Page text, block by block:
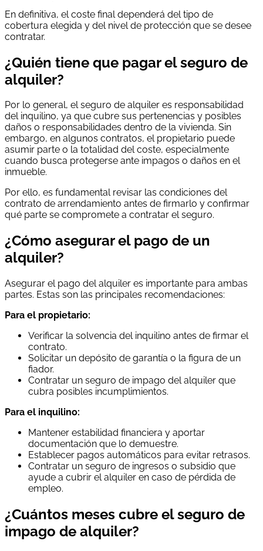
En definitiva, el coste final dependerá del tipo de
cobertura elegida y del nivel de protección que se desee
contratar.
¿Quién tiene que pagar el seguro de
alquiler?
Por lo general, el seguro de alquiler es responsabilidad
del inquilino, ya que cubre sus pertenencias y posibles
daños o responsabilidades dentro de la vivienda. Sin
embargo, en algunos contratos, el propietario puede
asumir parte o la totalidad del coste, especialmente
cuando busca protegerse ante impagos o daños en el
inmueble.
Por ello, es fundamental revisar las condiciones del
contrato de arrendamiento antes de firmarlo y confirmar
qué parte se compromete a contratar el seguro.
¿Cómo asegurar el pago de un
alquiler?
Asegurar el pago del alquiler es importante para ambas
partes. Estas son las principales recomendaciones:
Para el propietario:
Verificar la solvencia del inquilino antes de firmar el
contrato.
Solicitar un depósito de garantía o la figura de un
fiador.
Contratar un seguro de impago del alquiler que
cubra posibles incumplimientos.
Para el inquilino:
Mantener estabilidad financiera y aportar
documentación que lo demuestre.
Establecer pagos automáticos para evitar retrasos.
Contratar un seguro de ingresos o subsidio que
ayude a cubrir el alquiler en caso de pérdida de
empleo.
¿Cuántos meses cubre el seguro de
impago de alquiler?